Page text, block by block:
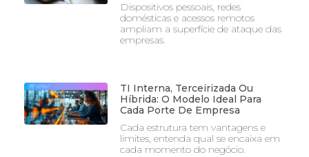
Dispositivos pessoais, redes
domésticas e acessos remotos
ampliam a superfície de ataque das
empresas.
TI Interna, Terceirizada Ou
Híbrida: O Modelo Ideal Para
Cada Porte De Empresa
Cada estrutura tem vantagens e
limites, entenda qual se encaixa em
cada momento do negócio.